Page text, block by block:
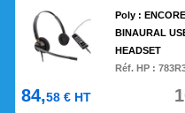
Poly :
BINAURAL
HEADSET
Réf. HP :
84,58 € HT